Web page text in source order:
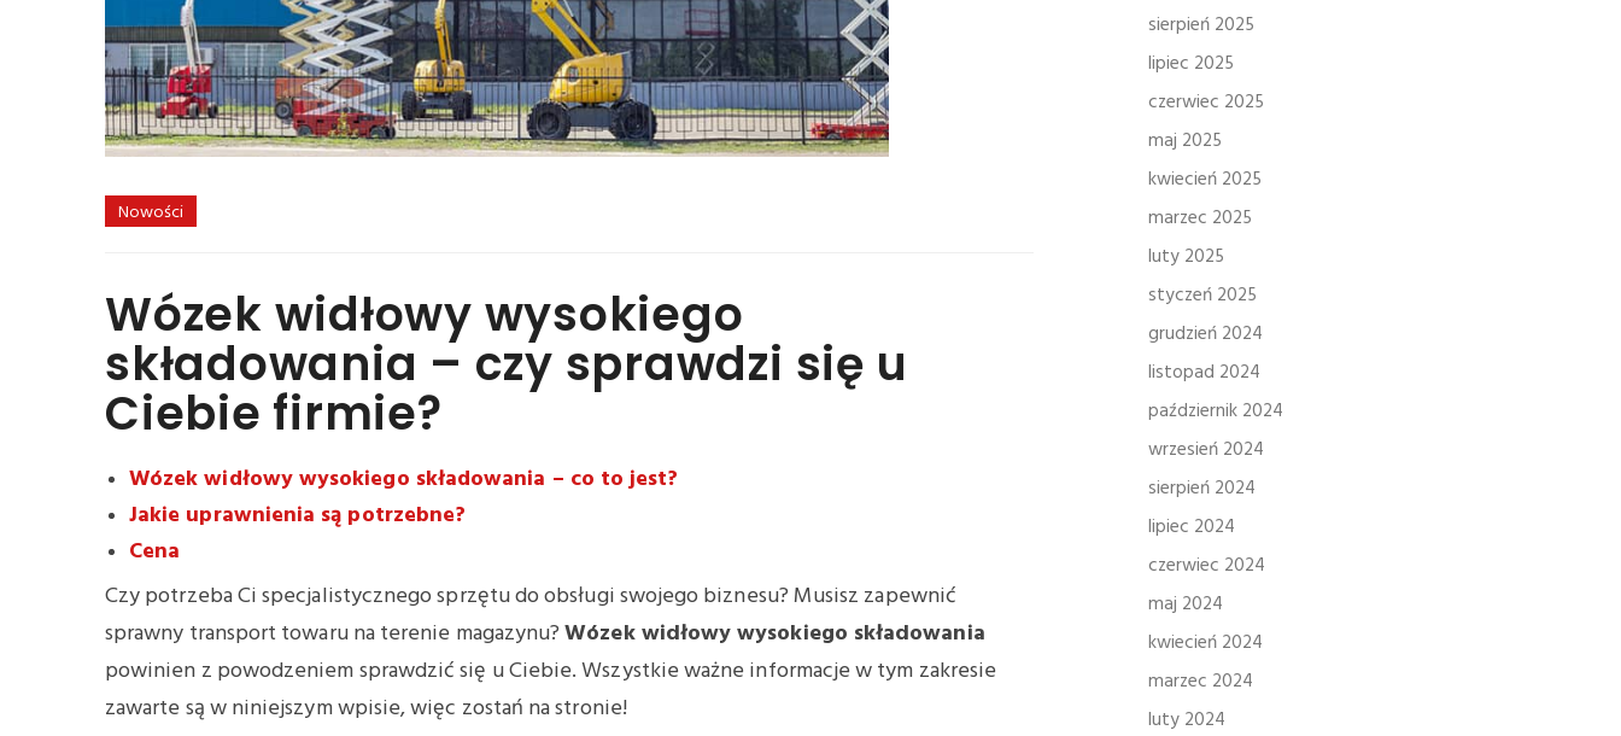
Nowości
Wózek widłowy wysokiego
składowania – czy sprawdzi się u
Ciebie firmie?
Wózek widłowy wysokiego składowania – co to jest?
Jakie uprawnienia są potrzebne?
Cena
Czy potrzeba Ci specjalistycznego sprzętu do obsługi swojego biznesu? Musisz zapewnić
sprawny transport towaru na terenie magazynu?Wózek widłowy wysokiego składowania
powinien z powodzeniem sprawdzić się u Ciebie. Wszystkie ważne informacje w tym zakresie
zawarte są w niniejszym wpisie, więc zostań na stronie!
sierpień 2025
lipiec 2025
czerwiec 2025
maj 2025
kwiecień 2025
marzec 2025
luty 2025
styczeń 2025
grudzień 2024
listopad 2024
październik 2024
wrzesień 2024
sierpień 2024
lipiec 2024
czerwiec 2024
maj 2024
kwiecień 2024
marzec 2024
luty 2024